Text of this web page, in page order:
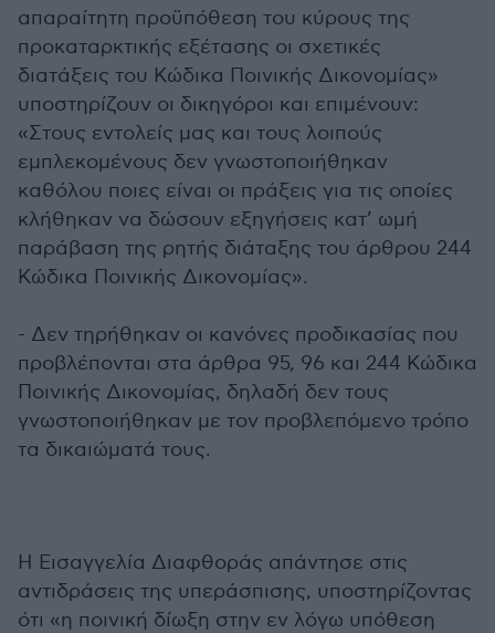
απαραίτητη προϋπόθεση του κύρους της
προκαταρκτικής εξέτασης οι σχετικές
διατάξεις του Κώδικα Ποινικής Δικονομίας»
υποστηρίζουν οι δικηγόροι και επιμένουν:
«Στους εντολείς μας και τους λοιπούς
εμπλεκομένους δεν γνωστοποιήθηκαν
καθόλου ποιες είναι οι πράξεις για τις οποίες
κλήθηκαν να δώσουν εξηγήσεις κατ’ ωμή
παράβαση της ρητής διάταξης του άρθρου 244
Κώδικα Ποινικής Δικονομίας».
- Δεν τηρήθηκαν οι κανόνες προδικασίας που
προβλέπονται στα άρθρα 95, 96 και 244 Κώδικα
Ποινικής Δικονομίας, δηλαδή δεν τους
γνωστοποιήθηκαν με τον προβλεπόμενο τρόπο
τα δικαιώματά τους.
Η Εισαγγελία Διαφθοράς απάντησε στις
αντιδράσεις της υπεράσπισης, υποστηρίζοντας
ότι «η ποινική δίωξη στην εν λόγω υπόθεση